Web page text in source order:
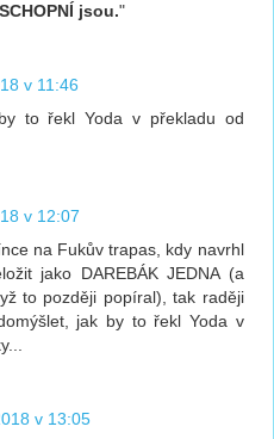
jsou."
v 11:46
to řekl Yoda v překladu od
v 12:07
na Fukův trapas, kdy navrhl
jako DAREBÁK JEDNA (a
to později popíral), tak raději
jak by to řekl Yoda v
v 13:05